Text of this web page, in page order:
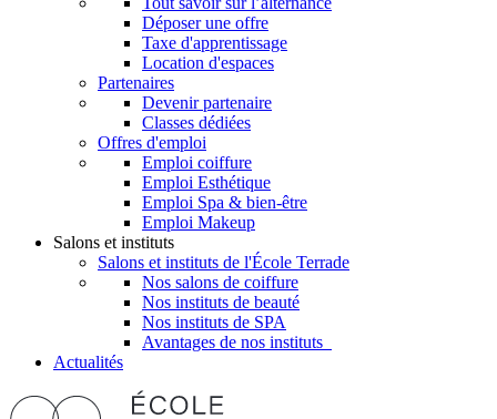
Déposer une offre
Taxe d'apprentissage
Location d'espaces
Partenaires
Devenir partenaire
Classes dédiées
Offres d'emploi
Emploi coiffure
Emploi Esthétique
Emploi Spa & bien-être
Emploi Makeup
Salons et instituts
Salons et instituts de l'École Terrade
Nos salons de coiffure
Nos instituts de beauté
Nos instituts de SPA
Avantages de nos instituts
Actualités